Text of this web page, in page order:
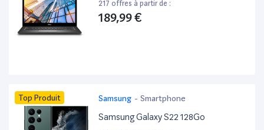
217 offres à partir de :
189,99 €
Top Produit Samsung - Smartphone
Samsung Galaxy S22 128Go